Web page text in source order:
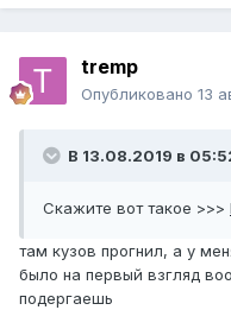
tremp
Опубликовано 13
В 13.08.2019 в
Скажите вот такое >>>
там кузов прогнил, а у
было на первый взгляд
подергаешь